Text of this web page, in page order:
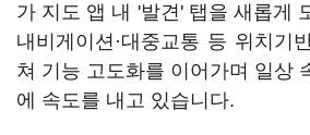
가 지도 앱 내 '발견' 탭을 새롭게
내비게이션·대중교통 등 위치기
쳐 기능 고도화를 이어가며 일상
에 속도를 내고 있습니다.